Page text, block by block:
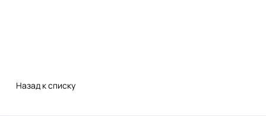
Назад к списку